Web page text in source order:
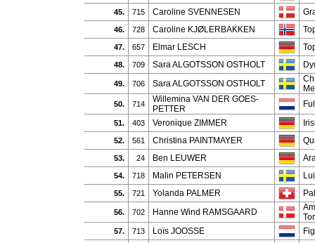
45. 715 Caroline SVENNESEN
46. 728 Caroline KJØLERBAKKEN
47. 657 Elmar LESCH
48. 709 Sara ALGOTSSON OSTHOLT
49. 706 Sara ALGOTSSON OSTHOLT
50. 714
Willemina VAN DER GOES-
PETTER
51. 403 Veronique ZIMMER
52. 561 Christina PAINTMAYER
53. 24 Ben LEUWER
54. 718 Malin PETERSEN
55. 721 Yolanda PALMER
56. 702 Hanne Wind RAMSGAARD
57. 713 Loïs JOOSSE